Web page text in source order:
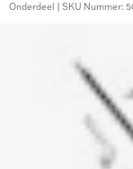
Onderdeel | SKU Nummer: